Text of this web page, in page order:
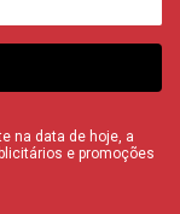
na data de hoje, a
e promoções